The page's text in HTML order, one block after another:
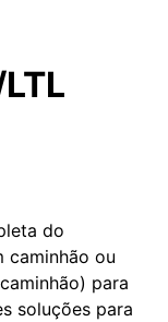
do
caminhão ou
para
soluções para